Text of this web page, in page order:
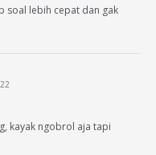
soal lebih cepat dan gak
kayak ngobrol aja tapi